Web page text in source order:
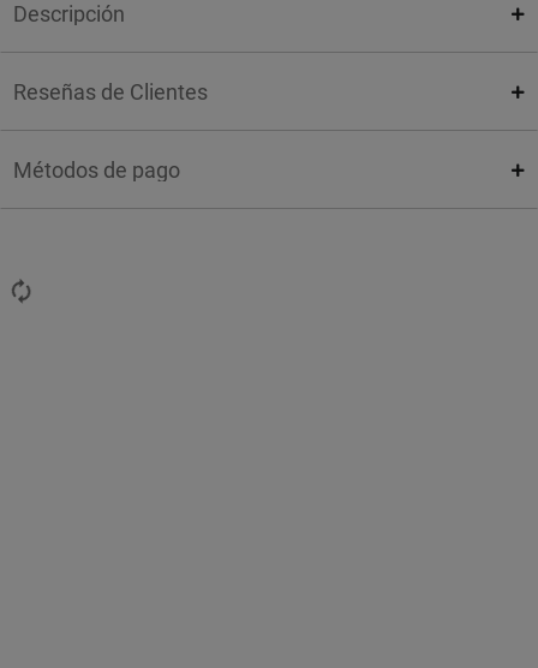
Descripción
Reseñas de Clientes
Métodos de pago